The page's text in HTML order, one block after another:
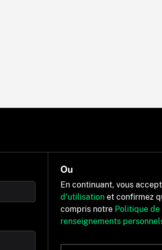
Ou
En continuant, vous
d'utilisation et confirmez
compris notre Politique
renseignements